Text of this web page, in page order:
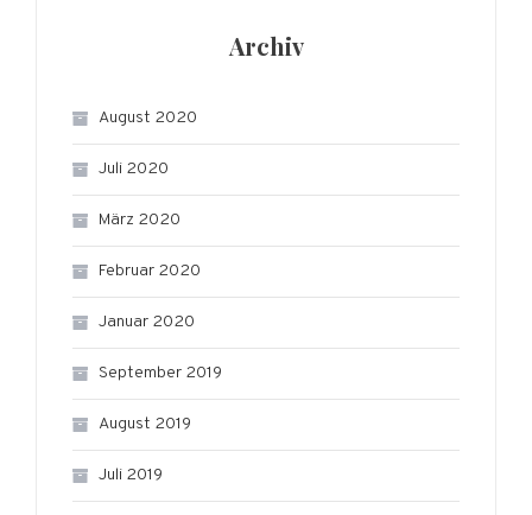
Archiv
August 2020
Juli 2020
März 2020
Februar 2020
Januar 2020
September 2019
August 2019
Juli 2019